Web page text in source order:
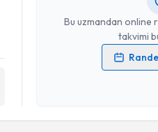
Bu uzmandan online
takvimi
Kişisel verilerimin